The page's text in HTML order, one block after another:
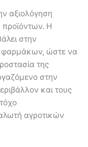
αξιολόγηση
Η
στην
φαρμάκων, ώστε να
της
στην
και τους
αγροτικών